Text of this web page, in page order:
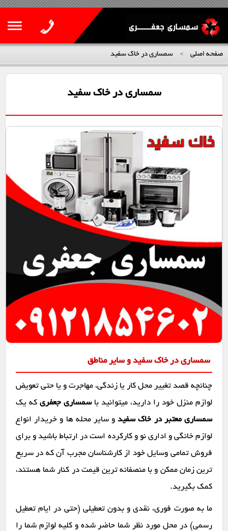
صفحه اصلی > سمساری در خاک سفید
سمساری در خاک سفید
سمساری در خاک سفید و سایر مناطق
چنانچه قصد تغییر محل کار یا زندگی، مهاجرت و یا حتی تعویض
لوازم منزل خود را دارید، میتوانید باسمساری جعفری که یک
سمساری معتبر در خاک سفیدو سایر محله ها و خریدار انواع
لوازم خانگی و اداری نو و کارکرده است در ارتباط باشید و برای
فروش تمامی وسایل خود از کارشناسان مجرب آن که در سریع
ترین زمان ممکن و با منصفانه ترین قیمت در کنار شما هستند،
کمک بگیرید.
ما به صورت فوری، نقدی و بدون تعطیلی (حتی در ایام تعطیل
رسمی) در محل مورد نظر شما حاضر شده و کلیه لوازم شما را